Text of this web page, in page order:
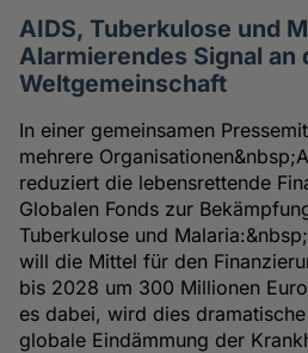
AIDS, Tuberkulose und
Alarmierendes Signal an
Weltgemeinschaft
In einer gemeinsamen
mehrere
reduziert die lebensrettende
Globalen Fonds zur
Tuberkulose und
will die Mittel für den
bis 2028 um 300 Millionen
es dabei, wird dies
globale Eindämmung der